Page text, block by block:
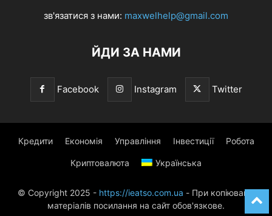
зв'язатися з нами: maxwelhelp@gmail.com
ЙДИ ЗА НАМИ
Facebook Instagram Twitter
Кредити Економія Управління Інвестиції Робота
Криптовалюта Українська
© Copyright 2025 - https://ieatso.com.ua - При копіюванні
матеріалів посилання на сайт обов'язкове.